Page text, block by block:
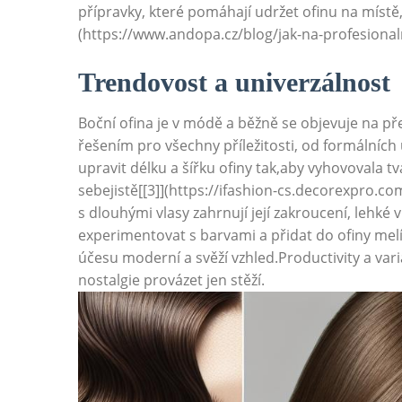
přípravky, které pomáhají udržet ofinu na
(https://www.andopa.cz/blog/jak-na-
Trendovost a univerzálnost
Boční ofina je v módě a běžně se objevuje na
řešením pro všechny příležitosti, od
upravit délku a šířku ofiny tak,aby vyhovovala
sebejistě[[3]](https://ifashion-
s dlouhými vlasy zahrnují její zakroucení, lehké
experimentovat s barvami a přidat do ofiny
účesu moderní a svěží vzhled.Productivity a
nostalgie provázet jen stěží.